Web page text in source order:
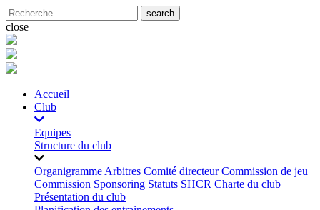
search
close
Accueil
Club
Equipes
Structure du club
Organigramme Arbitres Comité directeur Commission de jeu
Commission Sponsoring Statuts SHCR Charte du club
Présentation du club